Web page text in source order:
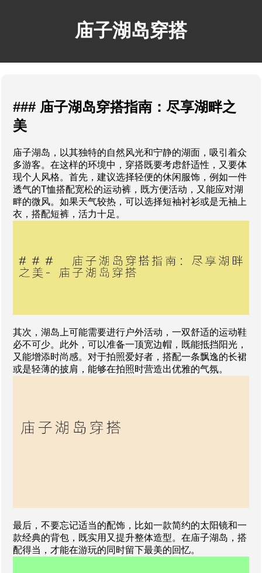
庙子湖岛穿搭
### 庙子湖岛穿搭指南：尽享湖畔之
美
庙子湖岛，以其独特的自然风光和宁静的湖面，吸引着众
多游客。在这样的环境中，穿搭既要考虑舒适性，又要体
现个人风格。首先，建议选择轻便的休闲服饰，例如一件
透气的T恤搭配宽松的运动裤，既方便活动，又能应对湖
畔的微风。如果天气较热，可以选择短袖衬衫或是无袖上
衣，搭配短裤，活力十足。
其次，湖岛上可能需要进行户外活动，一双舒适的运动鞋
必不可少。此外，可以准备一顶宽边帽，既能抵挡阳光，
又能增添时尚感。对于拍照爱好者，搭配一条飘逸的长裙
或是轻薄的披肩，能够在拍照时营造出优雅的气氛。
最后，不要忘记适当的配饰，比如一款简约的太阳镜和一
款经典的背包，既实用又提升整体造型。在庙子湖岛，搭
配得当，才能在游玩的同时留下最美的回忆。